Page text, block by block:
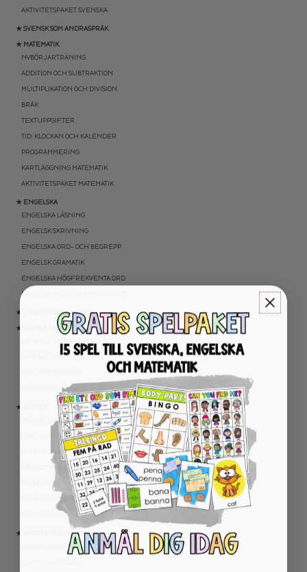
AKTIVITETSPAKET SVENSKA
★ SVENSK SOM ANDRASPRÅK
★ MATEMATIK
NYBÖRJARTRÄNING
ADDITION OCH SUBTRAKTION
MULTIPLIKATION OCH DIVISION
BRÅK
TEXTUPPGIFTER
TID: KLOCKAN OCH KALENDER
PROGRAMMERING
KARTLÄGGNING MATEMATIK
AKTIVITETSPAKET MATEMATIK
★ ENGELSKA
ENGELSKA LÄSNING
ENGELSK SKRIVNING
ENGELSKA ORD- OCH BEGREPP
ENGELSK GRAMATIK
ENGELSKA HÖGFREKVENTA ORD
ENGELSK MUNTLIGA FÄRDIGHET
★ UTOMHUSPEDAGOGIK
★ ANDRA ÄMNEN
SAMHÄLLSKUNSKAP
RELIGIONSKUNSKAP
★ SERIER
ESCAPE ROOMS
UPPGIFTSKORT SVENSKA
NIVÅINDELADE LÄSTEXTER
LÄSKORT FAKTA
VI SKRIVER
SPRÅKSPIRALEN
MATTESPIRALEN
★ SÄSONG OCH HÖGTIDER
100 SKOLDAGAR